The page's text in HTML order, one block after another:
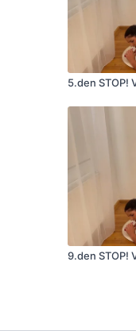
5.den STOP!
9.den STOP!